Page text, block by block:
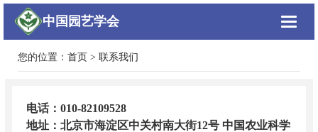
中国园艺学会
Toggle
您的位置： 首页 > 联系我们
电话：010-82109528
地址：北京市海淀区中关村南大街12号 中国农业科学